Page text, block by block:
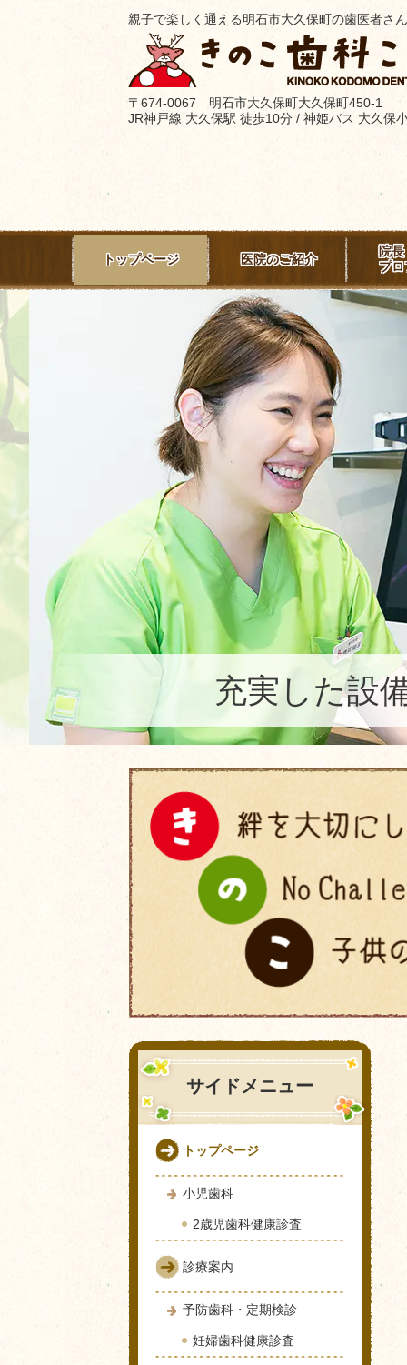
親子で楽しく通える明石市大久保町の歯医者さん
〒674-0067 明石市大久保町大久保町450-1
JR神戸線 大久保駅 徒歩10分 / 神姫バス 大久保
トップページ 医院のご紹介
院長
プロ
痛みの少ない治療で
歯を守る
親子で楽しく通える
歯医者さん
充実した設
「人との
サイドメニュー
トップページ
小児歯科
2歳児歯科健康診査
診療案内
予防歯科・定期検診
妊婦歯科健康診査